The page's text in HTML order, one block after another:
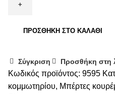
ΠΡΟΣΘΉΚΗ ΣΤΟ ΚΑΛΆΘΙ
Σύγκριση Προσθήκη στη
Κωδικός προϊόντος: 9595
κομμωτηρίου, Μπέρτες